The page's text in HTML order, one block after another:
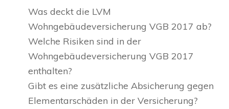
Was deckt die LVM
Wohngebäudeversicherung VGB 2017 ab?
Welche Risiken sind in der
Wohngebäudeversicherung VGB 2017
enthalten?
Gibt es eine zusätzliche Absicherung gegen
Elementarschäden in der Versicherung?